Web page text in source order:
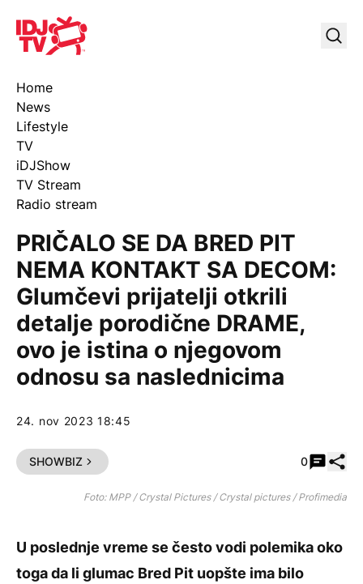
IDJ TV
Home
News
Lifestyle
TV
iDJShow
TV Stream
Radio stream
PRIČALO SE DA BRED PIT
NEMA KONTAKT SA DECOM:
Glumčevi prijatelji otkrili
detalje porodične DRAME,
ovo je istina o njegovom
odnosu sa naslednicima
24. nov 2023 18:45
SHOWBIZ 0
Foto: MPP / Crystal Pictures / Crystal pictures / Profimedia
U poslednje vreme se često vodi polemika oko
toga da li glumac Bred Pit uopšte ima bilo